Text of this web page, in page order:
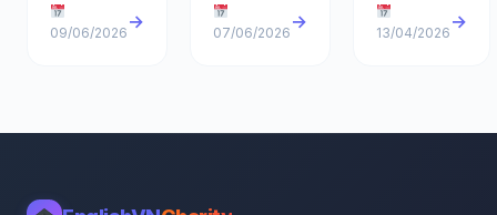
Hiệu Quả
Giúp Cải
09/06/2026 →
Cho Người
Mới Bắt
07/06/2026 →
Nhà Từ
400 Đến
13/04/2026 →